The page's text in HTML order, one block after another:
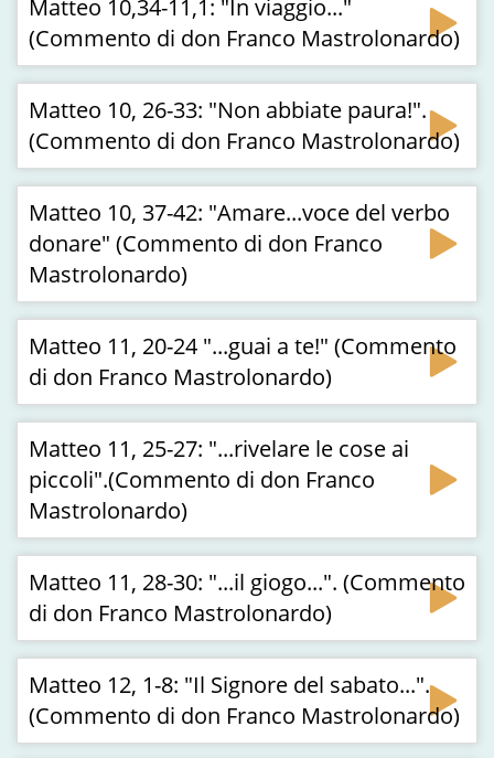
Matteo 10,34-11,1: "In viaggio..."
(Commento di don Franco Mastrolonardo)
Matteo 10, 26-33: "Non abbiate paura!".
(Commento di don Franco Mastrolonardo)
Matteo 10, 37-42: "Amare...voce del verbo
donare" (Commento di don Franco
Mastrolonardo)
Matteo 11, 20-24 "...guai a te!" (Commento
di don Franco Mastrolonardo)
Matteo 11, 25-27: "...rivelare le cose ai
piccoli".(Commento di don Franco
Mastrolonardo)
Matteo 11, 28-30: "...il giogo...". (Commento
di don Franco Mastrolonardo)
Matteo 12, 1-8: "Il Signore del sabato...".
(Commento di don Franco Mastrolonardo)